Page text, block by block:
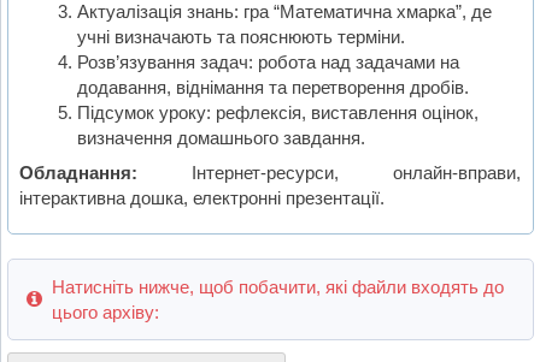
Актуалізація знань: гра “Математична хмарка”, де
учні визначають та пояснюють терміни.
Розв’язування задач: робота над задачами на
додавання, віднімання та перетворення дробів.
Підсумок уроку: рефлексія, виставлення оцінок,
визначення домашнього завдання.
Обладнання: Інтернет-ресурси, онлайн-вправи,
інтерактивна дошка, електронні презентації.
Натисніть нижче, щоб побачити, які файли входять до
цього архіву: